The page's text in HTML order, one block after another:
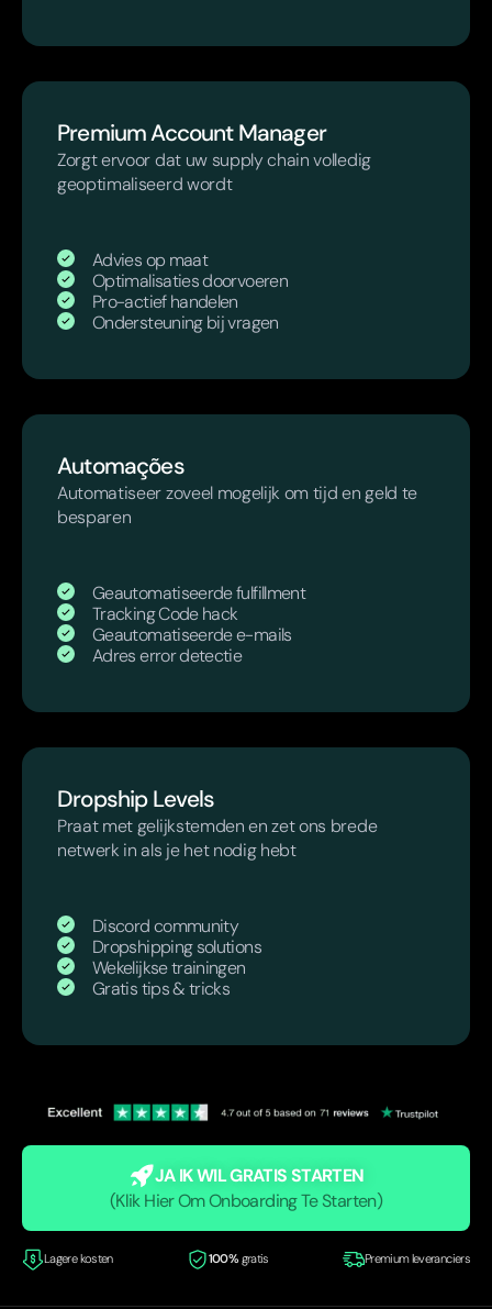
Premium Account Manager
Zorgt ervoor dat uw supply chain volledig
geoptimaliseerd wordt
Advies op maat
Optimalisaties doorvoeren
Pro-actief handelen
Ondersteuning bij vragen
Automações
Automatiseer zoveel mogelijk om tijd en geld te
besparen
Geautomatiseerde fulfillment
Tracking Code hack
Geautomatiseerde e-mails
Adres error detectie
Dropship Levels
Praat met gelijkstemden en zet ons brede
netwerk in als je het nodig hebt
Discord community
Dropshipping solutions
Wekelijkse trainingen
Gratis tips & tricks
JA IK WIL GRATIS STARTEN
(Klik Hier Om Onboarding Te Starten)
Lagere kosten 100%gratis Premium leveranciers